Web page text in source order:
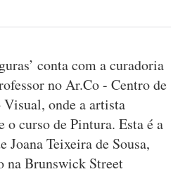
conta com a curadoria
no Ar.Co - Centro de
onde a artista
o curso de Pintura. Esta é a
Joana Teixeira de Sousa,
na Brunswick Street